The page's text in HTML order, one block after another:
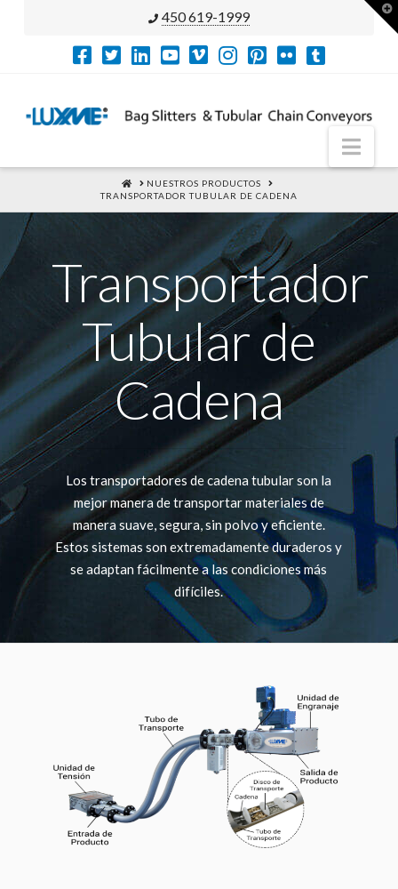
450 619-1999
HOMENUESTROS PRODUCTOS
TRANSPORTADOR TUBULAR DE CADENA
Transportador
Tubular de
Cadena
Los transportadores de cadena tubular son la
mejor manera de transportar materiales de
manera suave, segura, sin polvo y eficiente.
Estos sistemas son extremadamente duraderos y
se adaptan fácilmente a las condiciones más
difíciles.